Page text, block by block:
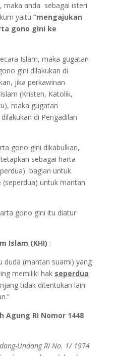
maka anda sebagai isteri
yaitu “mengajukan
gono gini ke
Islam, maka gugatan
gini dilakukan di
jika perkawinan
(Kristen, Katolik,
maka gugatan
di Pengadilan
gono gini dikabulkan,
sebagai harta
bagian untuk
untuk mantan
gono gini itu diatur
Islam (KHI) :
duda (mantan suami) yang
memiliki hak seperdua
tidak ditentukan lain
Agung RI Nomor 1448
Undang RI No. 1/ 1974